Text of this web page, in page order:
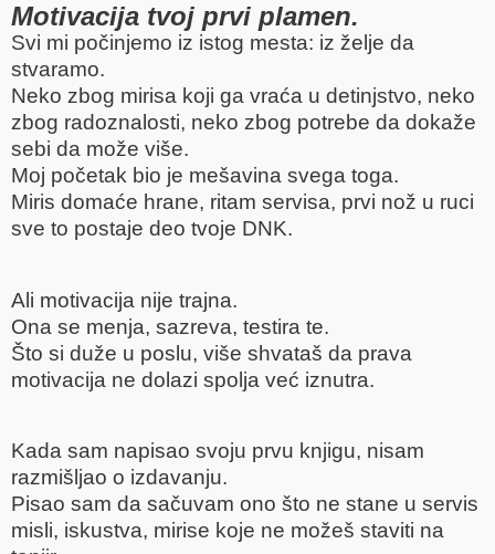
Motivacija tvoj prvi plamen.
Svi mi počinjemo iz istog mesta: iz želje da
stvaramo.
Neko zbog mirisa koji ga vraća u detinjstvo, neko
zbog radoznalosti, neko zbog potrebe da dokaže
sebi da može više.
Moj početak bio je mešavina svega toga.
Miris domaće hrane, ritam servisa, prvi nož u ruci
sve to postaje deo tvoje DNK.
Ali motivacija nije trajna.
Ona se menja, sazreva, testira te.
Što si duže u poslu, više shvataš da prava
motivacija ne dolazi spolja već iznutra.
Kada sam napisao svoju prvu knjigu, nisam
razmišljao o izdavanju.
Pisao sam da sačuvam ono što ne stane u servis
misli, iskustva, mirise koje ne možeš staviti na